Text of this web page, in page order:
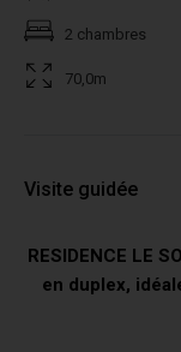
2 chambres
70,0m
Visite guidée
RESIDENCE LE
en duplex,